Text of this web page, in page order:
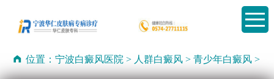
位置：宁波白癜风医院 > 人群白癜风 >青少年白癜风 >